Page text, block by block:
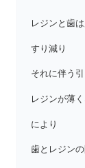
レジンと歯
すり減り
それに伴う
レジンが薄
により
歯とレジン